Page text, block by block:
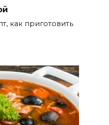
как приготовить